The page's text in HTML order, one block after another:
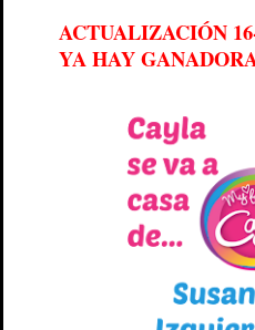
ACTUALIZACIÓN
YA HAY